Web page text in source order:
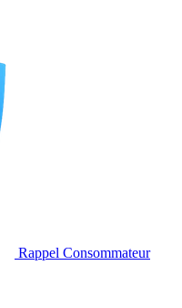
Rappel Consommateur